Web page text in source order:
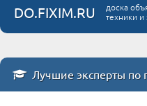
DO.FIXIM.RU
доска
техники и
Лучшие эксперты